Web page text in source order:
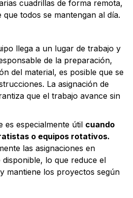
cuadrillas de forma remota,
que todos se mantengan al día.
llega a un lugar de trabajo y
de la preparación,
del material, es posible que se
La asignación de
que el trabajo avance sin
es especialmente útil cuando
o equipos rotativos.
las asignaciones en
lo que reduce el
mantiene los proyectos según